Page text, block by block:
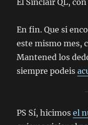
El Sinclair QL,
En fin. Que si
este mismo mes,
Mantened los
siempre podeis
PS Sí, hicimosel